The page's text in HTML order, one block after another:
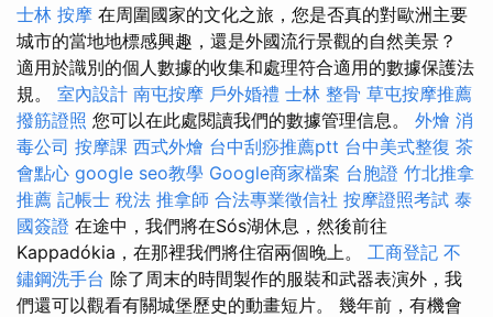
士林 按摩 在周圍國家的文化之旅，您是否真的對歐洲主要
城市的當地地標感興趣，還是外國流行景觀的自然美景？
適用於識別的個人數據的收集和處理符合適用的數據保護法
規。 室內設計 南屯按摩 戶外婚禮 士林 整骨 草屯按摩推薦
撥筋證照 您可以在此處閱讀我們的數據管理信息。 外燴 消
毒公司 按摩課 西式外燴 台中刮痧推薦ptt 台中美式整復 茶
會點心 google seo教學 Google商家檔案 台胞證 竹北推拿
推薦 記帳士 稅法 推拿師 合法專業徵信社 按摩證照考試 泰
國簽證 在途中，我們將在Sós湖休息，然後前往
Kappadókia，在那裡我們將住宿兩個晚上。 工商登記 不
鏽鋼洗手台 除了周末的時間製作的服裝和武器表演外，我
們還可以觀看有關城堡歷史的動畫短片。 幾年前，有機會